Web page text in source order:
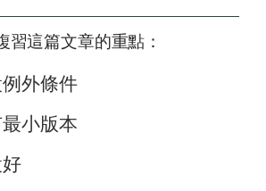
習這篇文章的重點：
外條件
小版本